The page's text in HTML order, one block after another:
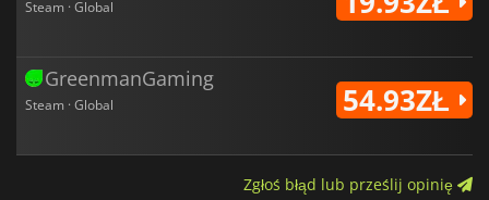
Steam · Global
GreenmanGaming
Steam · Global 54.93ZŁ
Zgłoś błąd lub prześlij opinię